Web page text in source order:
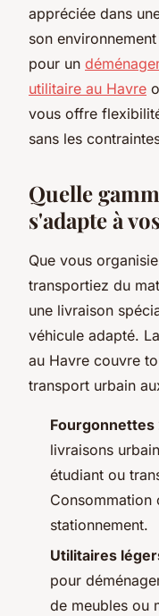
appréciée dans
son
pour un
utilitaire au Havre
vous offre
sans les
Quelle
s'adapte à
Que vous
transportiez du
une livraison
véhicule adapté.
au Havre couvre
transport urbain
Fourgonnettes
livraisons
étudiant ou
Consommation
stationnement.
Utilitaires
pour
de meubles ou